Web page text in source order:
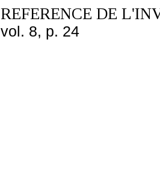
REFERENCE DE
vol. 8, p. 24